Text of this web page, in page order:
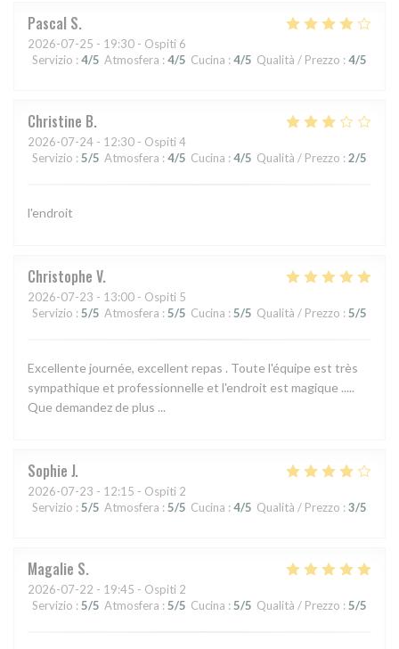
Pascal S
2026-07-25 - 19:30 - Ospiti 6
Servizio : 4/5 Atmosfera : 4/5 Cucina : 4/5 Qualità / Prezzo : 4/5
Christine B
2026-07-24 - 12:30 - Ospiti 4
Servizio : 5/5 Atmosfera : 4/5 Cucina : 4/5 Qualità / Prezzo : 2/5
l'endroit
Christophe V
2026-07-23 - 13:00 - Ospiti 5
Servizio : 5/5 Atmosfera : 5/5 Cucina : 5/5 Qualità / Prezzo : 5/5
Excellente journée, excellent repas . Toute l'équipe est très
sympathique et professionnelle et l'endroit est magique .....
Que demandez de plus ...
Sophie J
2026-07-23 - 12:15 - Ospiti 2
Servizio : 5/5 Atmosfera : 5/5 Cucina : 4/5 Qualità / Prezzo : 3/5
Magalie S
2026-07-22 - 19:45 - Ospiti 2
Servizio : 5/5 Atmosfera : 5/5 Cucina : 5/5 Qualità / Prezzo : 5/5